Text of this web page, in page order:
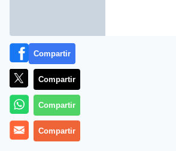
Más información
Compartir
Compartir
Compartir
Compartir